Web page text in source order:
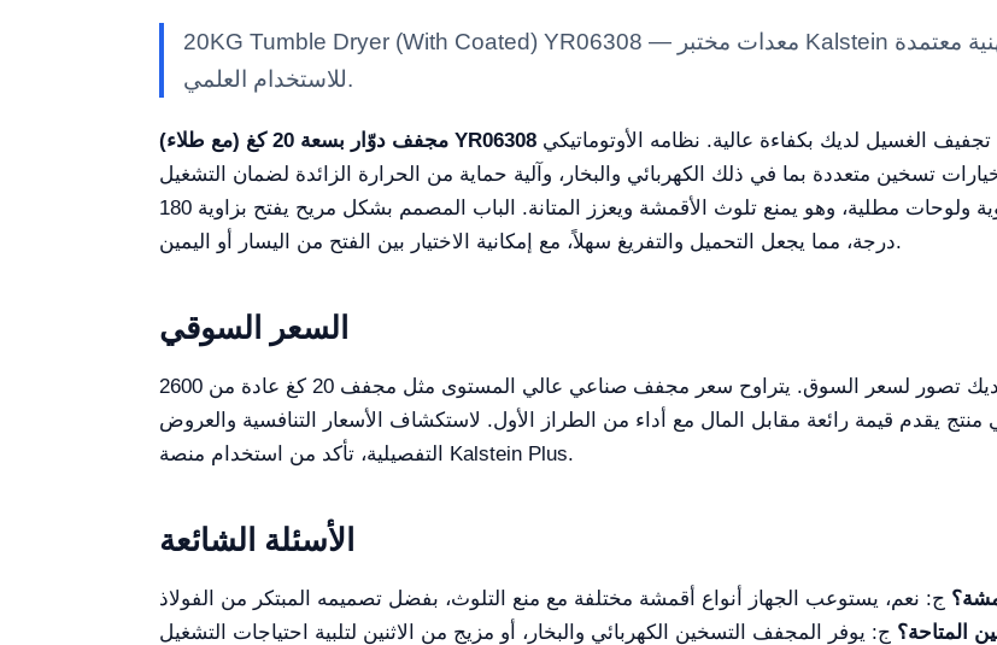
20KG Tumble Dryer (With Coated) YR06308 — معدات مختبر Kalstein بمواصفات تقنية وميزات متقدمة وحلول مهنية معتمدة
للاستخدام العلمي.
مجفف دوّار بسعة 20 كغ (مع طلاء) YR06308
تسخين متعددة بما في ذلك الكهربائي والبخار، وآلية حماية من الحرارة الزائدة لضمان التشغيل
الآمن. مصنوع من أسطوانات فولاذ مقاوم للصدأ قوية ولوحات مطلية، وهو يمنع تلوث الأقمشة ويعزز المتانة. الباب المصمم بشكل مريح يفتح بزاوية 180
درجة، مما يجعل التحميل والتفريغ سهلاً، مع إمكانية الاختيار بين الفتح من اليسار أو اليمين.
السعر السوقي
عند النظر في المجففات الصناعية، من المهم أن يكون لديك تصور لسعر السوق. يتراوح سعر مجفف صناعي عالي المستوى مثل مجفف 20 كغ عادة من 2600
في منتج يقدم قيمة رائعة مقابل المال مع أداء من الطراز الأول. لاستكشاف الأسعار التنافسية والعروض
التفصيلية، تأكد من استخدام منصة Kalstein Plus.
الأسئلة الشائعة
ج: نعم، يستوعب الجهاز أنواع أقمشة مختلفة مع منع التلوث، بفضل تصميمه المبتكر من الفولاذ
المتاحة؟ ج: يوفر المجفف التسخين الكهربائي والبخار، أو مزيج من الاثنين لتلبية احتياجات التشغيل